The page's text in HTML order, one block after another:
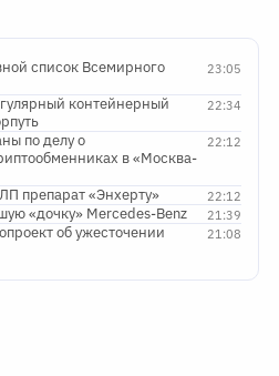
23:05
список Всемирного
22:34
контейнерный
22:12
по делу о
в «Москва-
22:12
препарат «Энхерту»
21:39
«дочку» Mercedes-Benz
21:08
об ужесточении